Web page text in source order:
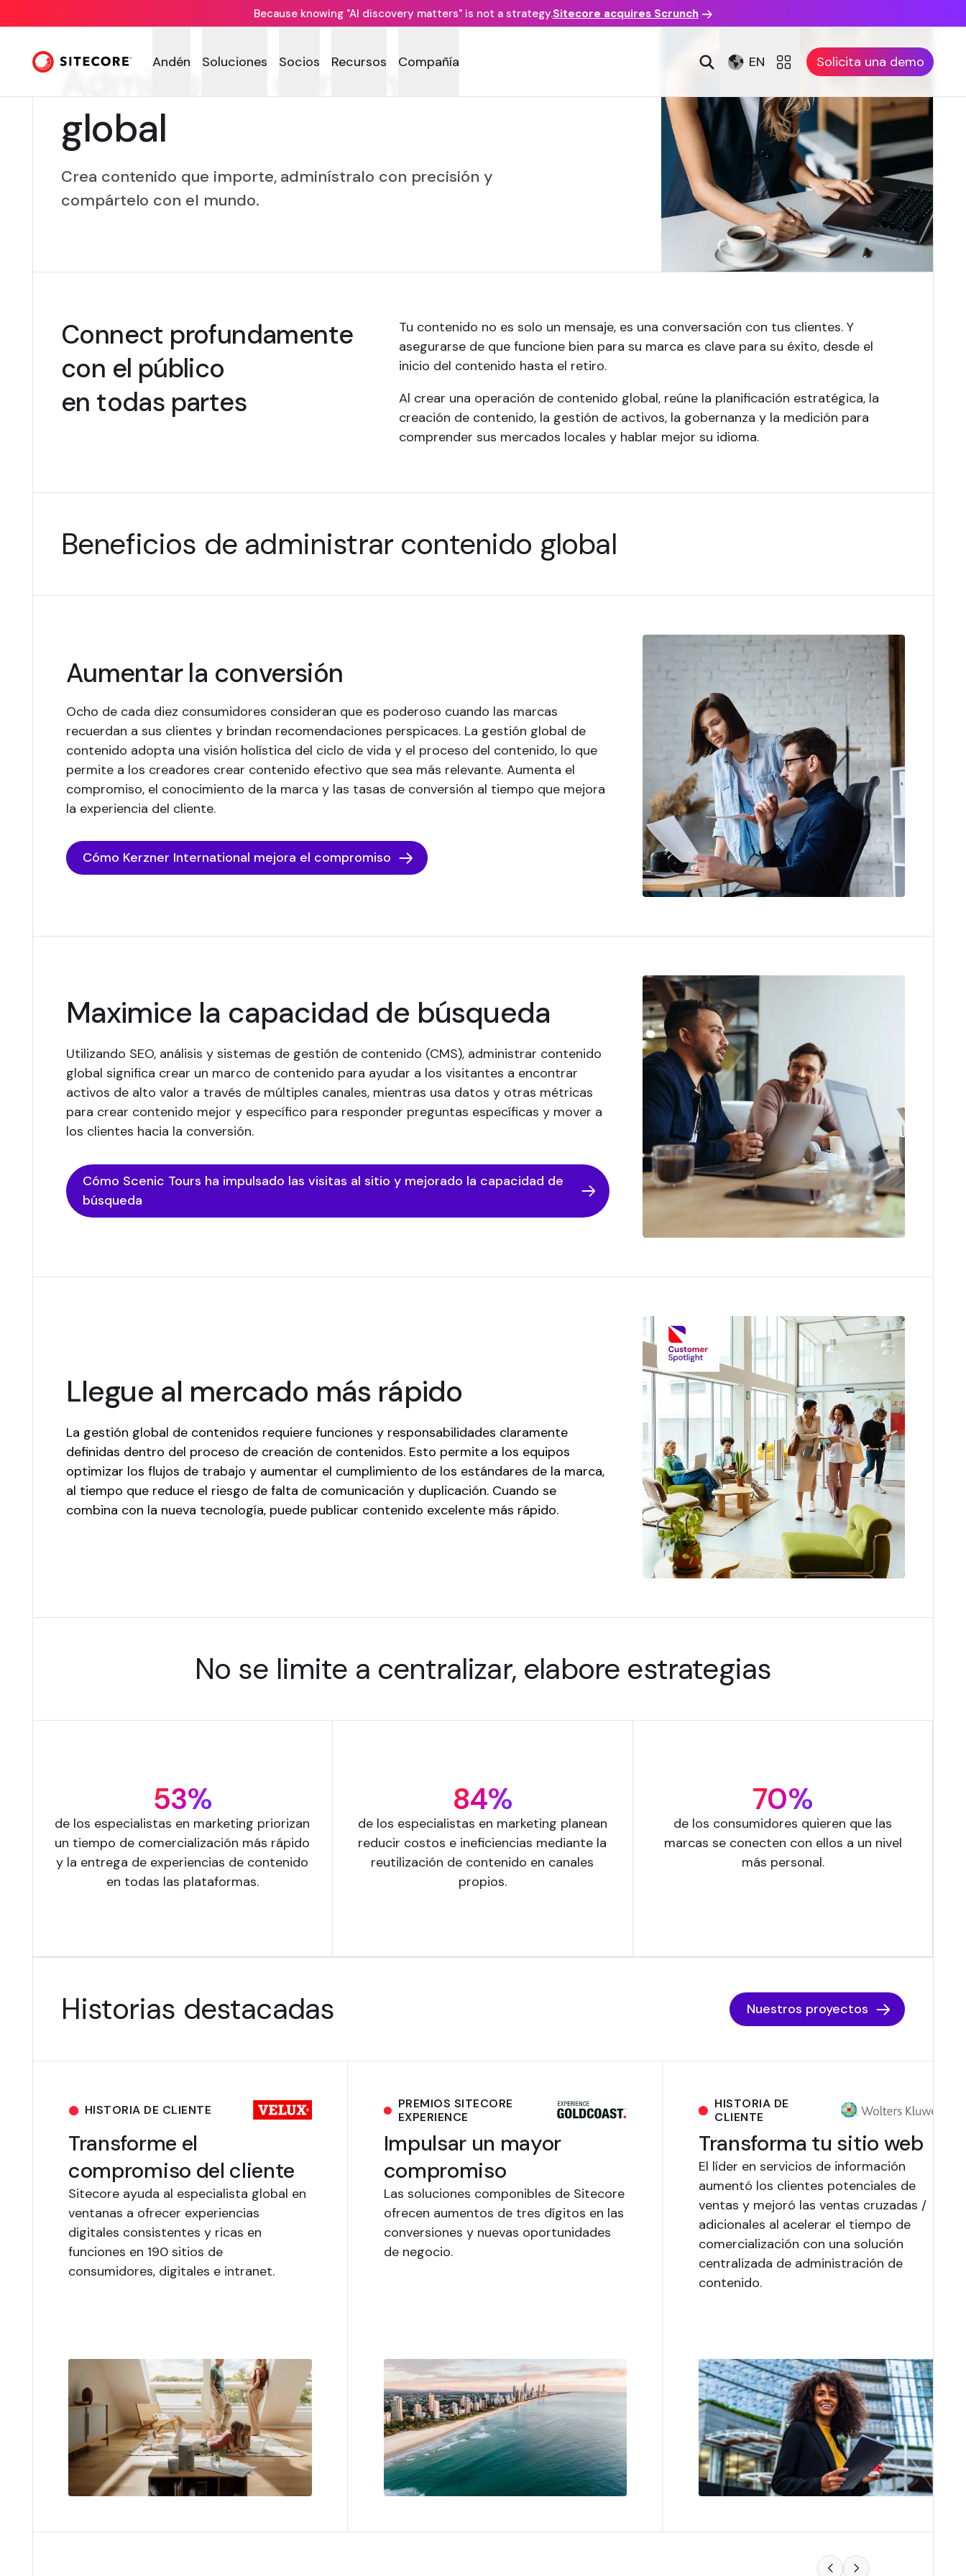
Because knowing "AI discovery matters" is not a strategy.Sitecore acquires Scrunch
Andén Soluciones Socios Recursos Compañía EN Solicita una demo
Administrar contenido
global
Crea contenido que importe, adminístralo con precisión y
compártelo con el mundo.
Connect profundamente
con el público
en todas partes
Tu contenido no es solo un mensaje, es una conversación con tus clientes. Y
asegurarse de que funcione bien para su marca es clave para su éxito, desde el
inicio del contenido hasta el retiro.
Al crear una operación de contenido global, reúne la planificación estratégica, la
creación de contenido, la gestión de activos, la gobernanza y la medición para
comprender sus mercados locales y hablar mejor su idioma.
Beneficios de administrar contenido global
Aumentar la conversión
Ocho de cada diez consumidores consideran que es poderoso cuando las marcas
recuerdan a sus clientes y brindan recomendaciones perspicaces. La gestión global de
contenido adopta una visión holística del ciclo de vida y el proceso del contenido, lo que
permite a los creadores crear contenido efectivo que sea más relevante. Aumenta el
compromiso, el conocimiento de la marca y las tasas de conversión al tiempo que mejora
la experiencia del cliente.
Cómo Kerzner International mejora el compromiso
Maximice la capacidad de búsqueda
Utilizando SEO, análisis y sistemas de gestión de contenido (CMS), administrar contenido
global significa crear un marco de contenido para ayudar a los visitantes a encontrar
activos de alto valor a través de múltiples canales, mientras usa datos y otras métricas
para crear contenido mejor y específico para responder preguntas específicas y mover a
los clientes hacia la conversión.
Cómo Scenic Tours ha impulsado las visitas al sitio y mejorado la capacidad de
búsqueda
Llegue al mercado más rápido
La gestión global de contenidos requiere funciones y responsabilidades claramente
definidas dentro del proceso de creación de contenidos. Esto permite a los equipos
optimizar los flujos de trabajo y aumentar el cumplimiento de los estándares de la marca,
al tiempo que reduce el riesgo de falta de comunicación y duplicación. Cuando se
combina con la nueva tecnología, puede publicar contenido excelente más rápido.
No se limite a centralizar, elabore estrategias
53%
de los especialistas en marketing priorizan
un tiempo de comercialización más rápido
y la entrega de experiencias de contenido
en todas las plataformas.
84%
de los especialistas en marketing planean
reducir costos e ineficiencias mediante la
reutilización de contenido en canales
propios.
70%
de los consumidores quieren que las
marcas se conecten con ellos a un nivel
más personal.
Historias destacadas Nuestros proyectos
HISTORIA DE CLIENTE
Transforme el
compromiso del cliente
Sitecore ayuda al especialista global en
ventanas a ofrecer experiencias
digitales consistentes y ricas en
funciones en 190 sitios de
consumidores, digitales e intranet.
PREMIOS SITECORE
EXPERIENCE
Impulsar un mayor
compromiso
Las soluciones componibles de Sitecore
ofrecen aumentos de tres dígitos en las
conversiones y nuevas oportunidades
de negocio.
HISTORIA DE
CLIENTE
Transforma tu sitio web
El líder en servicios de información
aumentó los clientes potenciales de
ventas y mejoró las ventas cruzadas /
adicionales al acelerar el tiempo de
comercialización con una solución
centralizada de administración de
contenido.